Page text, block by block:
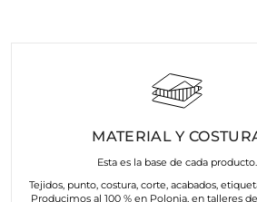
MATERIAL Y
Esta es la base de cada producto.
Tejidos, punto, costura, corte, acabados,
Producimos al 100 % en Polonia, en talleres